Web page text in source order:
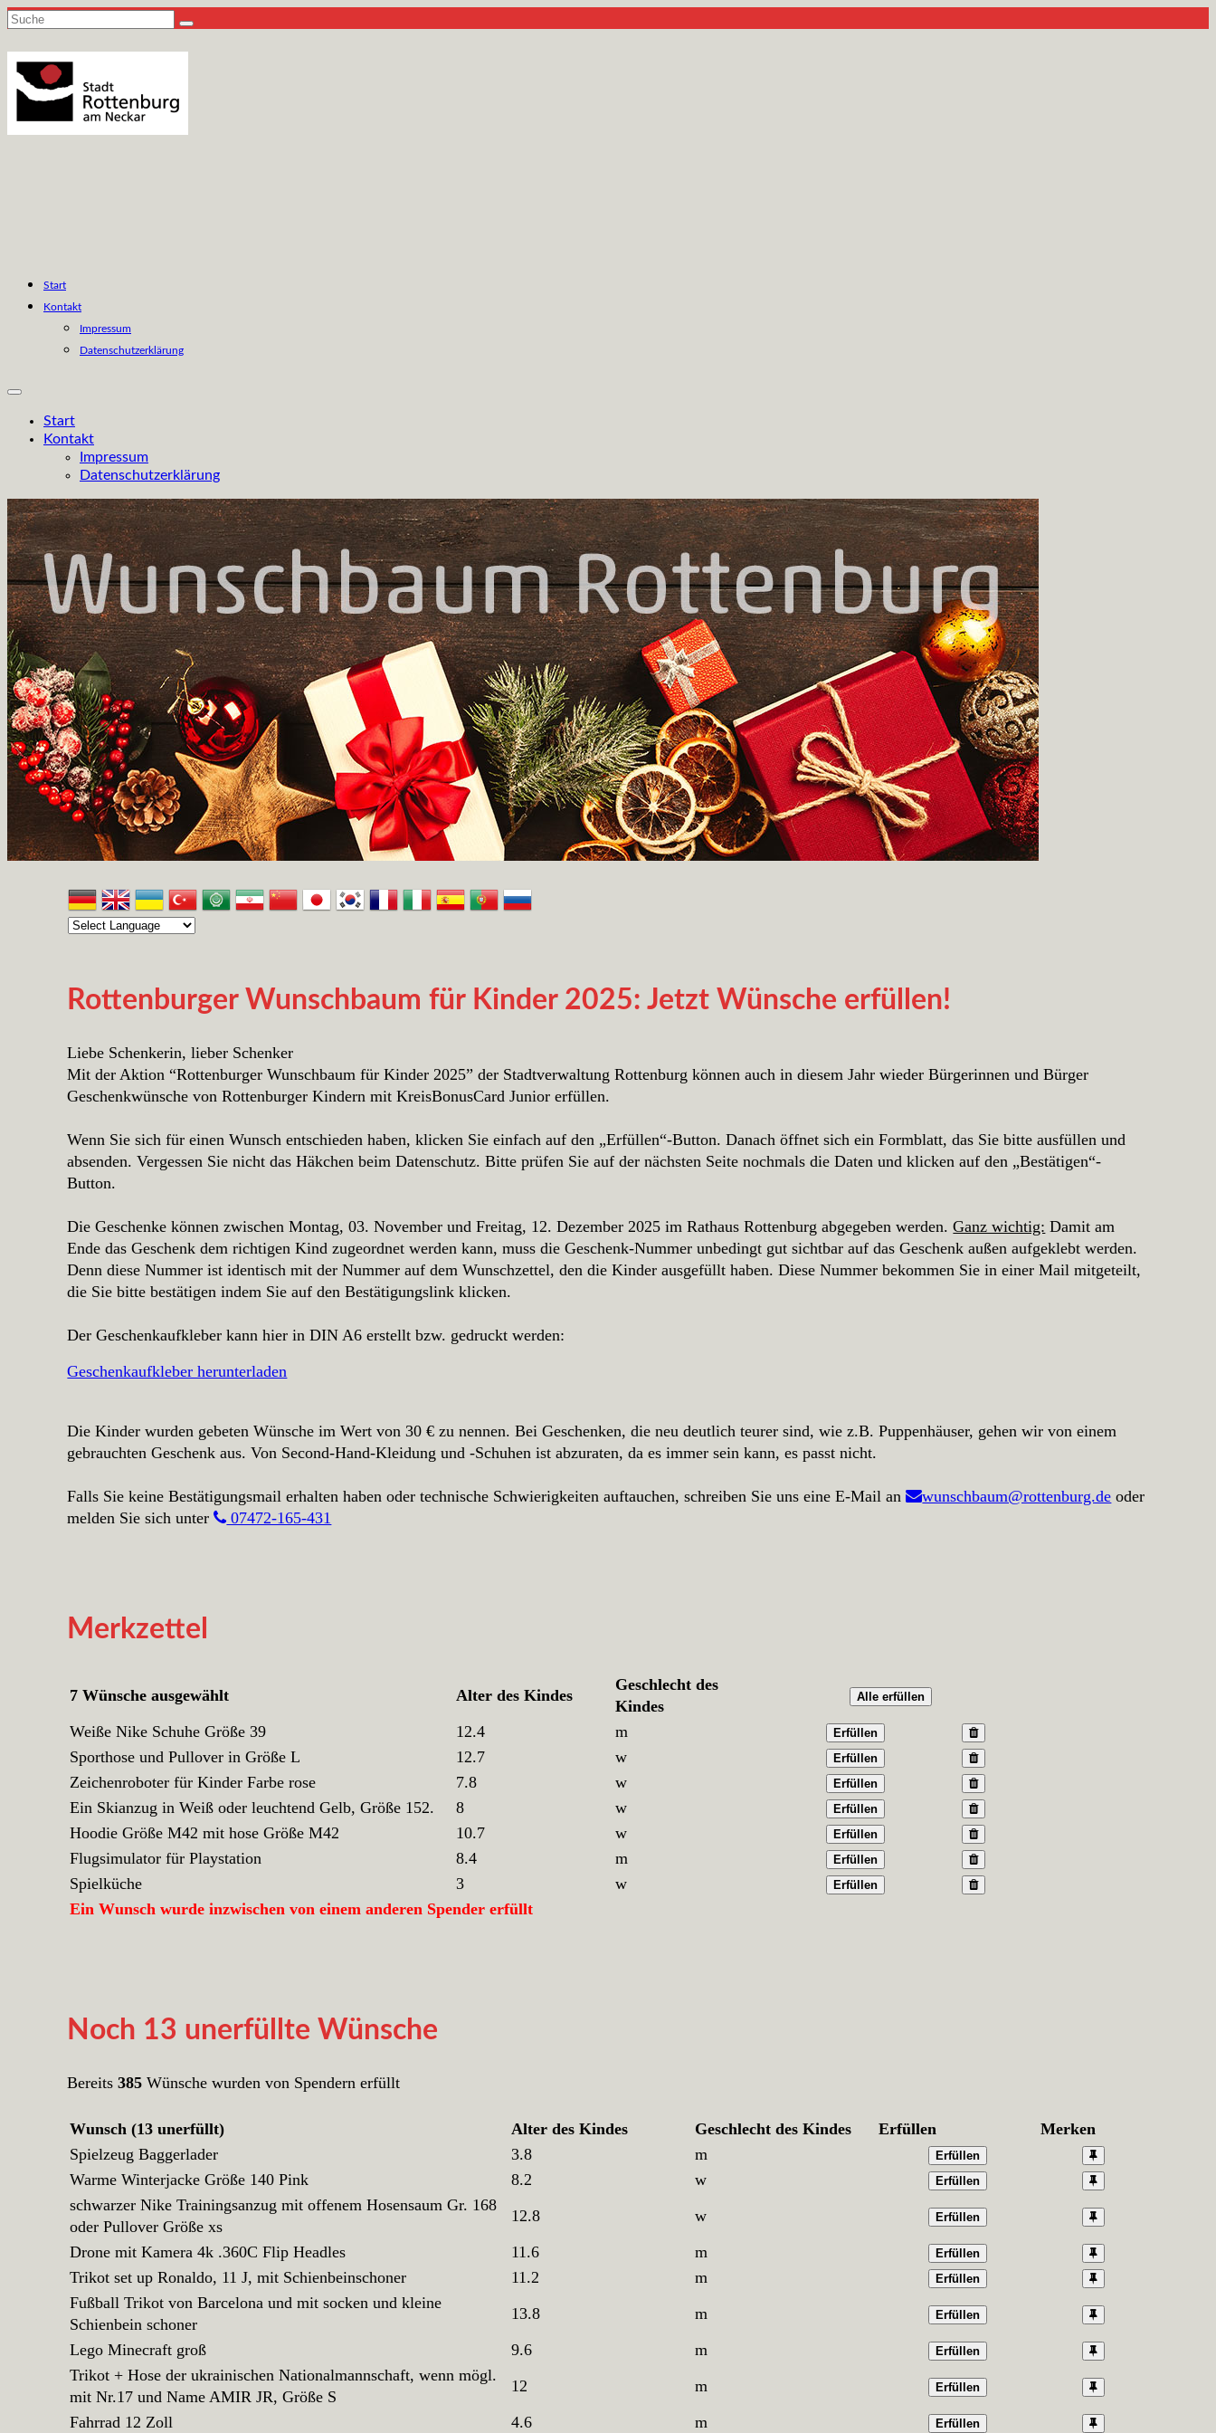
Suche
Start
Kontakt
Impressum
Datenschutzerklärung
Start
Kontakt
Impressum
Datenschutzerklärung
Rottenburger Wunschbaum für Kinder 2025: Jetzt Wünsche erfüllen!
Liebe Schenkerin, lieber Schenker
Mit der Aktion “Rottenburger Wunschbaum für Kinder 2025” der Stadtverwaltung Rottenburg können auch in diesem Jahr wieder Bürgerinnen und Bürger
Geschenkwünsche von Rottenburger Kindern mit KreisBonusCard Junior erfüllen.
Wenn Sie sich für einen Wunsch entschieden haben, klicken Sie einfach auf den „Erfüllen“-Button. Danach öffnet sich ein Formblatt, das Sie bitte ausfüllen und
absenden. Vergessen Sie nicht das Häkchen beim Datenschutz. Bitte prüfen Sie auf der nächsten Seite nochmals die Daten und klicken auf den „Bestätigen“-
Button.
Die Geschenke können zwischen Montag, 03. November und Freitag, 12. Dezember 2025 im Rathaus Rottenburg abgegeben werden.Ganz wichtig: Damit am
Ende das Geschenk dem richtigen Kind zugeordnet werden kann, muss die Geschenk-Nummer unbedingt gut sichtbar auf das Geschenk außen aufgeklebt werden.
Denn diese Nummer ist identisch mit der Nummer auf dem Wunschzettel, den die Kinder ausgefüllt haben. Diese Nummer bekommen Sie in einer Mail mitgeteilt,
die Sie bitte bestätigen indem Sie auf den Bestätigungslink klicken.
Der Geschenkaufkleber kann hier in DIN A6 erstellt bzw. gedruckt werden:
Geschenkaufkleber herunterladen
Die Kinder wurden gebeten Wünsche im Wert von 30 € zu nennen. Bei Geschenken, die neu deutlich teurer sind, wie z.B. Puppenhäuser, gehen wir von einem
gebrauchten Geschenk aus. Von Second-Hand-Kleidung und -Schuhen ist abzuraten, da es immer sein kann, es passt nicht.
Falls Sie keine Bestätigungsmail erhalten haben oder technische Schwierigkeiten auftauchen, schreiben Sie uns eine E-Mail an wunschbaum@rottenburg.de oder
melden Sie sich unter
07472-165-431
Merkzettel
7 Wünsche ausgewählt Alter des Kindes
Geschlecht des
Kindes
Alle erfüllen
Weiße Nike Schuhe Größe 39 12.4 m Erfüllen
Sporthose und Pullover in Größe L 12.7 w Erfüllen
Zeichenroboter für Kinder Farbe rose 7.8 w Erfüllen
Ein Skianzug in Weiß oder leuchtend Gelb, Größe 152. 8 w Erfüllen
Hoodie Größe M42 mit hose Größe M42 10.7 w Erfüllen
Flugsimulator für Playstation 8.4 m Erfüllen
Spielküche 3 w Erfüllen
Ein Wunsch wurde inzwischen von einem anderen Spender erfüllt
Noch 13 unerfüllte Wünsche
Bereits385 Wünsche wurden von Spendern erfüllt
Wunsch (13 unerfüllt) Alter des Kindes Geschlecht des Kindes Erfüllen
Merken
Spielzeug Baggerlader
3.8 m Erfüllen
Warme Winterjacke Größe 140 Pink 8.2 w Erfüllen
schwarzer Nike Trainingsanzug mit offenem Hosensaum Gr. 168
oder Pullover Größe xs
12.8 w Erfüllen
Drone mit Kamera 4k .360C Flip Headles 11.6 m Erfüllen
Trikot set up Ronaldo, 11 J, mit Schienbeinschoner 11.2 m Erfüllen
Fußball Trikot von Barcelona und mit socken und kleine
Schienbein schoner
13.8 m Erfüllen
Lego Minecraft groß 9.6 m Erfüllen
Trikot + Hose der ukrainischen Nationalmannschaft, wenn mögl.
mit Nr.17 und Name AMIR JR, Größe S
12 m Erfüllen
Fahrrad 12 Zoll 4.6 m Erfüllen